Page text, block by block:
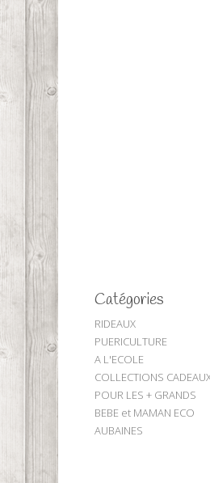
Catégories
RIDEAUX
PUERICULTURE
A L'ECOLE
COLLECTIONS
POUR LES + GRANDS
BEBE et MAMAN ECO
AUBAINES